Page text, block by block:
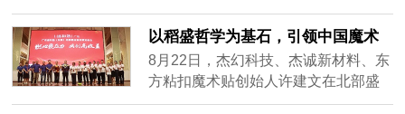
理许建文发表了热情洋溢的动员讲
话。他强调，9月是充满挑战与机遇的
一个......
日上午停工停产，组织全体100余名员
工集体观看纪念阅兵仪式直播。在铭
记历史中汲取力量，在创新突破中定
义未来。
以稻盛哲学为基石，引领中国魔术
贴行业迈向全球
8月22日，杰幻科技、杰诚新材料、东
方粘扣魔术贴创始人许建文在北部盛
和塾发表主题演讲，分享企业通过深